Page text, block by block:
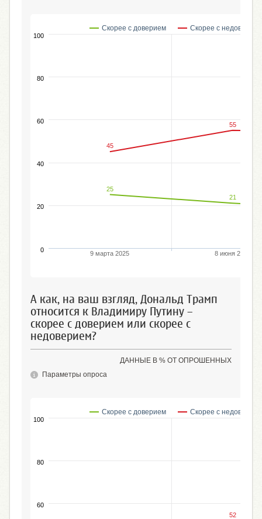
45
55
25
21
Скорее с доверием Скорее с недоверием
9 марта 2025 8 июня 2025
0
20
40
60
80
100
А как, на ваш взгляд, Дональд Трамп
относится к Владимиру Путину –
скорее с доверием или скорее с
недоверием?
ДАННЫЕ В % ОТ ОПРОШЕННЫХ
Параметры опроса
52
Скорее с доверием Скорее с недоверием
60
80
100